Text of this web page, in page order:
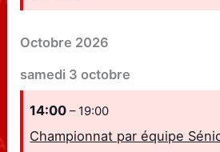
Octobre 2026
samedi 3 octobre
14:00– 19:00
Championnat par équipe